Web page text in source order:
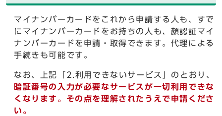
マイナンバーカードをこれから申請する人も、すで
にマイナンバーカードをお持ちの人も、顔認証マイ
ナンバーカードを申請・取得できます。代理による
手続きも可能です。
なお、上記「2.利用できないサービス」のとおり、
暗証番号の入力が必要なサービスが一切利用できな
くなります。その点を理解されたうえで申請くださ
い。